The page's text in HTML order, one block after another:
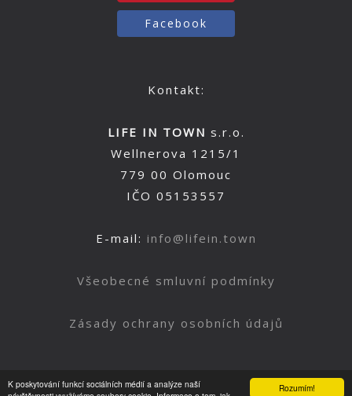
Rozumím!
K poskytování funkcí sociálních médií a analýze naší
Facebook
Kontakt:
LIFE IN TOWN s.r.o.
Wellnerova 1215/1
779 00 Olomouc
IČO 05153557
E-mail: info@lifein.town
Všeobecné smluvní podmínky
Zásady ochrany osobních údajů